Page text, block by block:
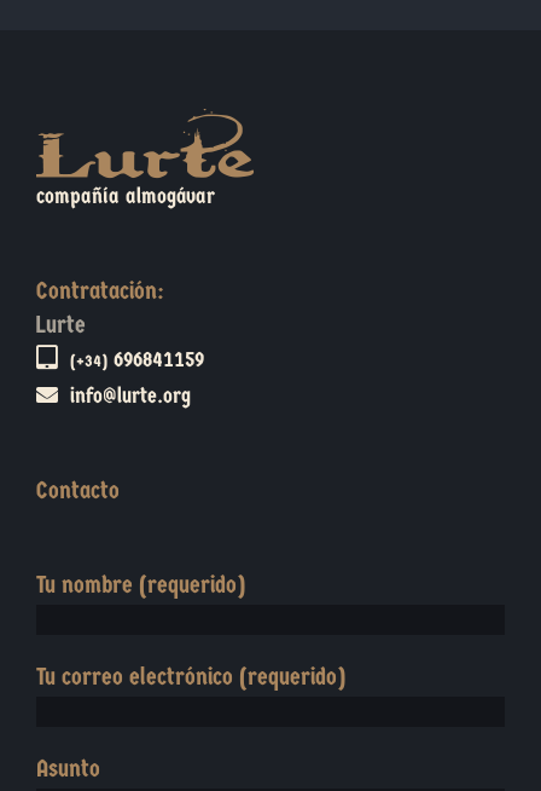
compañía almogávar
Contratación:
Lurte
(+34) 696841159
info@lurte.org
Contacto
Tu nombre (requerido)
Tu correo electrónico (requerido)
Asunto